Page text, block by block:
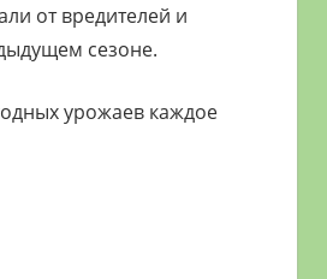
от вредителей и
сезоне.
урожаев каждое